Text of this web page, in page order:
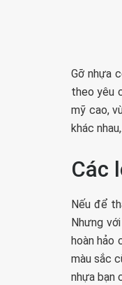
Gỡ nhựa
theo yêu
mỹ cao,
khác
Các
Nếu để
Nhưng
hoàn hảo
màu sắc
nhựa bạn